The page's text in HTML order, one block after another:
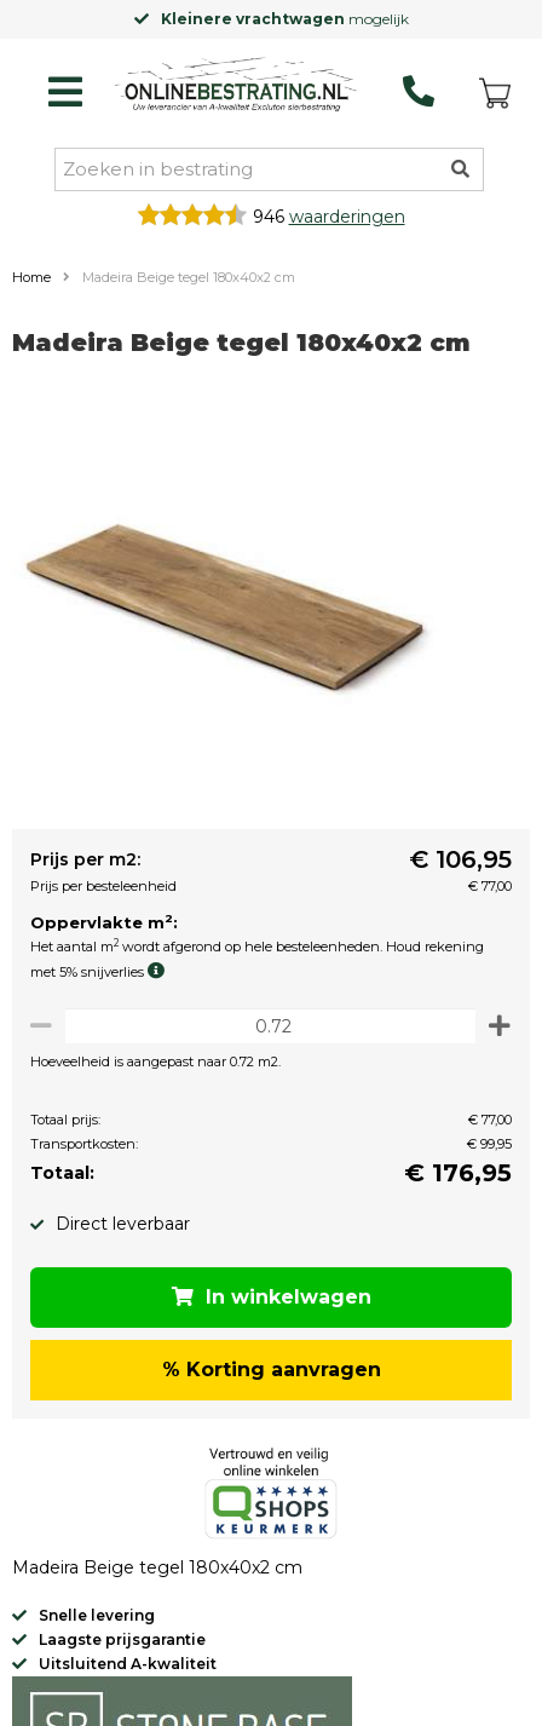
Kleinere vrachtwagen mogelijk
946 waarderingen
Home Madeira Beige tegel 180x40x2 cm
Madeira Beige tegel 180x40x2 cm
Prijs per m2: € 106,95
Prijs per besteleenheid € 77,00
Oppervlakte m2:
Het aantal m2 wordt afgerond op hele besteleenheden. Houd rekening
met 5% snijverlies
Hoeveelheid is aangepast naar 0.72 m2.
Totaal prijs:
€ 77,00
Transportkosten:
€ 99,95
Totaal: € 176,95
Direct leverbaar
In winkelwagen
% Korting aanvragen
Madeira Beige tegel 180x40x2 cm
Snelle levering
Laagste prijsgarantie
Uitsluitend A-kwaliteit